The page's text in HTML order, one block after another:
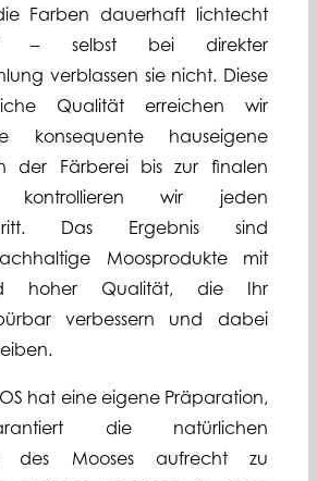
Farben dauerhaft lichtecht
– selbst bei direkter
verblassen sie nicht. Diese
Qualität erreichen wir
konsequente hauseigene
der Färberei bis zur finalen
kontrollieren wir jeden
Das Ergebnis sind
Moosprodukte mit
hoher Qualität, die Ihr
verbessern und dabei
hat eine eigene Präparation,
die natürlichen
des Mooses aufrecht zu